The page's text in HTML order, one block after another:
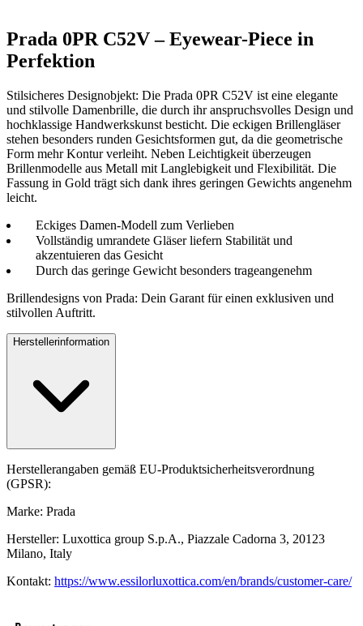
Prada 0PR C52V – Eyewear-Piece in
Perfektion
Stilsicheres Designobjekt: Die Prada 0PR C52V ist eine elegante
und stilvolle Damenbrille, die durch ihr anspruchsvolles Design und
hochklassige Handwerkskunst besticht. Die eckigen Brillengläser
stehen besonders runden Gesichtsformen gut, da die geometrische
Form mehr Kontur verleiht. Neben Leichtigkeit überzeugen
Brillenmodelle aus Metall mit Langlebigkeit und Flexibilität. Die
Fassung in Gold trägt sich dank ihres geringen Gewichts angenehm
leicht.
Eckiges Damen-Modell zum Verlieben
Vollständig umrandete Gläser liefern Stabilität und
akzentuieren das Gesicht
Durch das geringe Gewicht besonders trageangenehm
Brillendesigns von Prada: Dein Garant für einen exklusiven und
stilvollen Auftritt.
Herstellerinformation
Herstellerangaben gemäß EU-Produktsicherheitsverordnung
(GPSR):
Marke: Prada
Hersteller: Luxottica group S.p.A., Piazzale Cadorna 3, 20123
Milano, Italy
Kontakt: https://www.essilorluxottica.com/en/brands/customer-care/